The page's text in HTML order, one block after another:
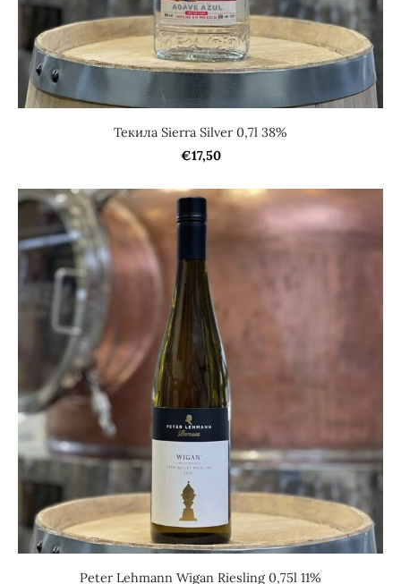
Текила Sierra Silver 0,7l 38%
€17,50
Peter Lehmann Wigan Riesling 0,75l 11%